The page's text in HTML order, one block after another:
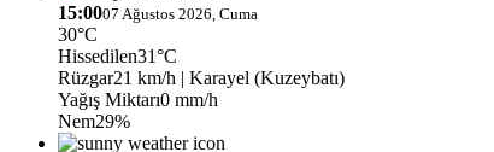
15:0007 Ağustos 2026, Cuma
30°C
Hissedilen31°C
Rüzgar21 km/h | Karayel (Kuzeybatı)
Yağış Miktarı0 mm/h
Nem29%